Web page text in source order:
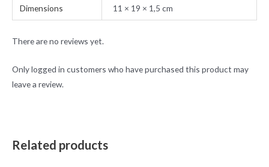
Dimensions 11 × 19 × 1,5 cm
There are no reviews yet.
Only logged in customers who have purchased this product may
leave a review.
Related products